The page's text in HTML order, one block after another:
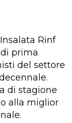
Rinf
prima
del settore
di stagione
alla miglior